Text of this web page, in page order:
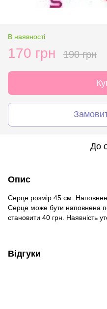
В наявності
170 грн 190 грн
До
Опис
Серце розмір 45 см.
Серце може бути наповнена
становити 40 грн. Наявність
Відгуки